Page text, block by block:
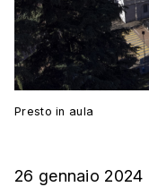
Presto in aula
26 gennaio 2024